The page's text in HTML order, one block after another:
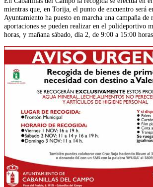
mientras que, en Torija, el punto de encuentro
Ayuntamiento ha puesto en marcha una campaña
aportaciones se pueden realizar en el polideportivo
horas, y mañana sábado, día 2, de 9:00 a 15:00 horas.